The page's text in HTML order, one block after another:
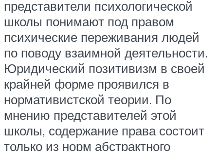
представители психологической
школы понимают под правом
психические переживания людей
по поводу взаимной деятельности.
Юридический позитивизм в своей
крайней форме проявился в
нормативистской теории. По
мнению представителей этой
школы, содержание права состоит
только из норм абстрактного